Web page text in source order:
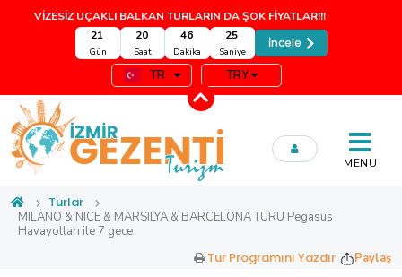
VİZESİZ UÇAKLI BALKAN TURLARIN DA ŞOK FİYATLAR!!!
21
Gün
20
Saat
46
Dakika
25
Saniye
İncele
TR TRY
MENU
Turlar
MILANO & NICE & MARSILYA & BARCELONA TURU Pegasus
Havayolları ile 7 gece
Paylaş
Tur Programını Yazdır